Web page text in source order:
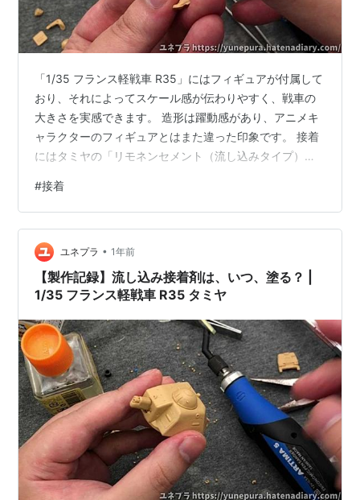
「1/35 フランス軽戦車 R35」にはフィギュアが付属して
おり、それによってスケール感が伝わりやすく、戦車の
大きさを実感できます。 造形は躍動感があり、アニメキ
ャラクターのフィギュアとはまた違った印象です。 接着
にはタミヤの「リモネンセメント（流し込みタイプ）」
べき点があります。それは、乾くまでに3つ目のパーツを
接着しないことです。 2つのパーツを組み合わせた段階
でまだ動く状態のまま3つ目を接着するとズレてしまいま
す。「そんなの当たり前だろう」と思うかもしれません
が、砲の部分でやらかしました。 オーノー。 そこでフィ
ギュアの組み立てでは、2つ…
#接着
ユネプラ • 1年前
【製作記録】流し込み接着剤は、いつ、塗る？ |
1/35 フランス軽戦車 R35 タミヤ